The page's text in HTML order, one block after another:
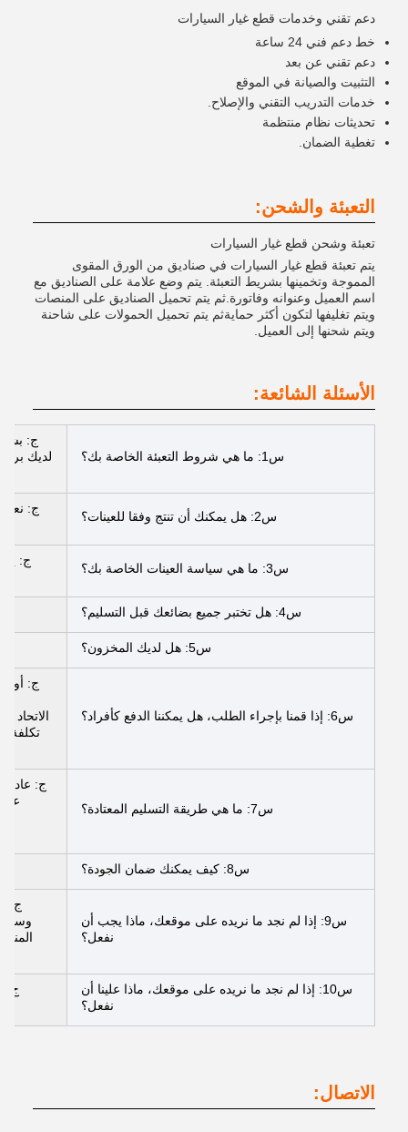
دعم تقني وخدمات قطع غيار السيارات
خط دعم فني 24 ساعة
دعم تقني عن بعد
التثبيت والصيانة في الموقع
خدمات التدريب التقني والإصلاح.
تحديثات نظام منتظمة
تغطية الضمان.
التعبئة والشحن:
تعبئة وشحن قطع غيار السيارات
يتم تعبئة قطع غيار السيارات في صناديق من الورق المقوى
المموجة وتخمينها بشريط التعبئة. يتم وضع علامة على الصناديق مع
اسم العميل وعنوانه وفاتورة.ثم يتم تحميل الصناديق على المنصات
ويتم تغليفها لتكون أكثر حمايةثم يتم تحميل الحمولات على شاحنة
ويتم شحنها إلى العميل.
الأسئلة الشائعة:
س1: ما هي شروط التعبئة الخاصة بك؟
ج:
لديك
س2: هل يمكنك أن تنتج وفقا للعينات؟
ج: نعم،
س3: ما هي سياسة العينات الخاصة بك؟
ج:
س4: هل تختبر جميع بضائعك قبل التسليم؟
س5: هل لديك المخزون؟
س6: إذا قمنا بإجراء الطلب، هل يمكننا الدفع كأفراد؟
ج: أو
س7: ما هي طريقة التسليم المعتادة؟
عن
س8: كيف يمكنك ضمان الجودة؟
س9: إذا لم نجد ما نريده على موقعك، ماذا يجب أن
نفعل؟
ج:
وسوف
س10: إذا لم نجد ما نريده على موقعك، ماذا علينا أن
نفعل؟
ج:
الاتصال: